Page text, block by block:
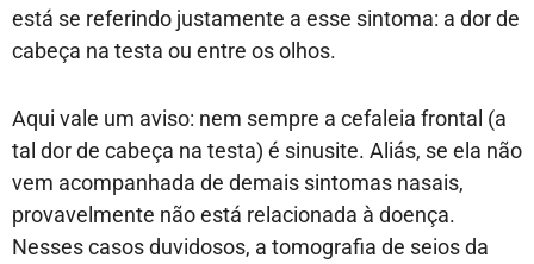
está se referindo justamente a esse sintoma: a dor de
cabeça na testa ou entre os olhos.
Aqui vale um aviso: nem sempre a cefaleia frontal (a
tal dor de cabeça na testa) é sinusite. Aliás, se ela não
vem acompanhada de demais sintomas nasais,
provavelmente não está relacionada à doença.
Nesses casos duvidosos, a tomografia de seios da